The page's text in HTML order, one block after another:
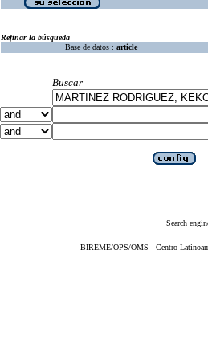
Refinar la búsqueda
Base de datos : article
Buscar
Search
BIREME/OPS/OMS - Centro